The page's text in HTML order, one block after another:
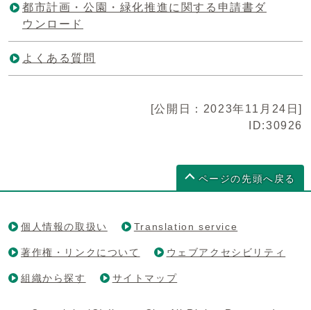
都市計画・公園・緑化推進に関する申請書ダ
ウンロード
よくある質問
[公開日：2023年11月24日]
ID:30926
ページの先頭へ戻る
個人情報の取扱い Translation service
著作権・リンクについて ウェブアクセシビリティ
組織から探す サイトマップ